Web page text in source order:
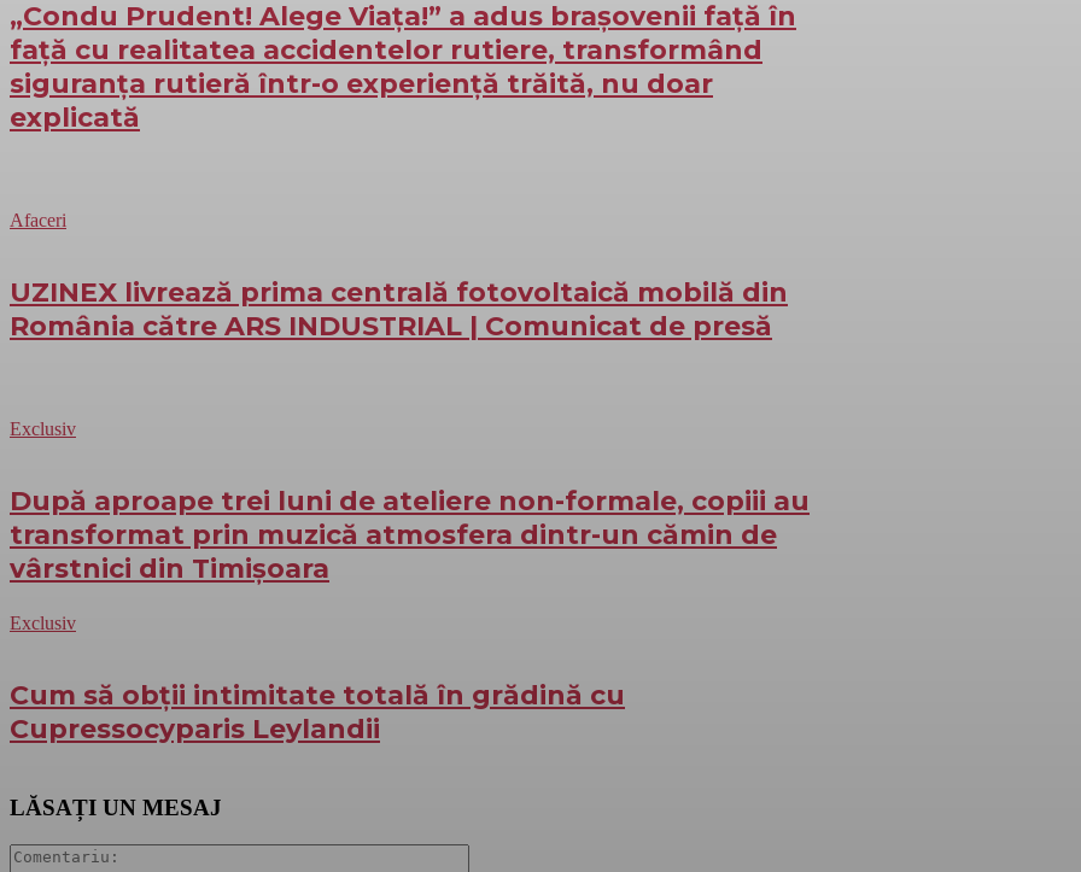
„Condu Prudent! Alege Viața!” a adus brașovenii față în
față cu realitatea accidentelor rutiere, transformând
siguranța rutieră într-o experiență trăită, nu doar
explicată
Afaceri
UZINEX livrează prima centrală fotovoltaică mobilă din
România către ARS INDUSTRIAL | Comunicat de presă
Exclusiv
După aproape trei luni de ateliere non-formale, copiii au
transformat prin muzică atmosfera dintr-un cămin de
vârstnici din Timișoara
Exclusiv
Cum să obții intimitate totală în grădină cu
Cupressocyparis Leylandii
LĂSAȚI UN MESAJ